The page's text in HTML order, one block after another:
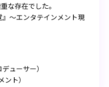
な存在でした。
〜エンタテインメント現
ューサー）
ト）